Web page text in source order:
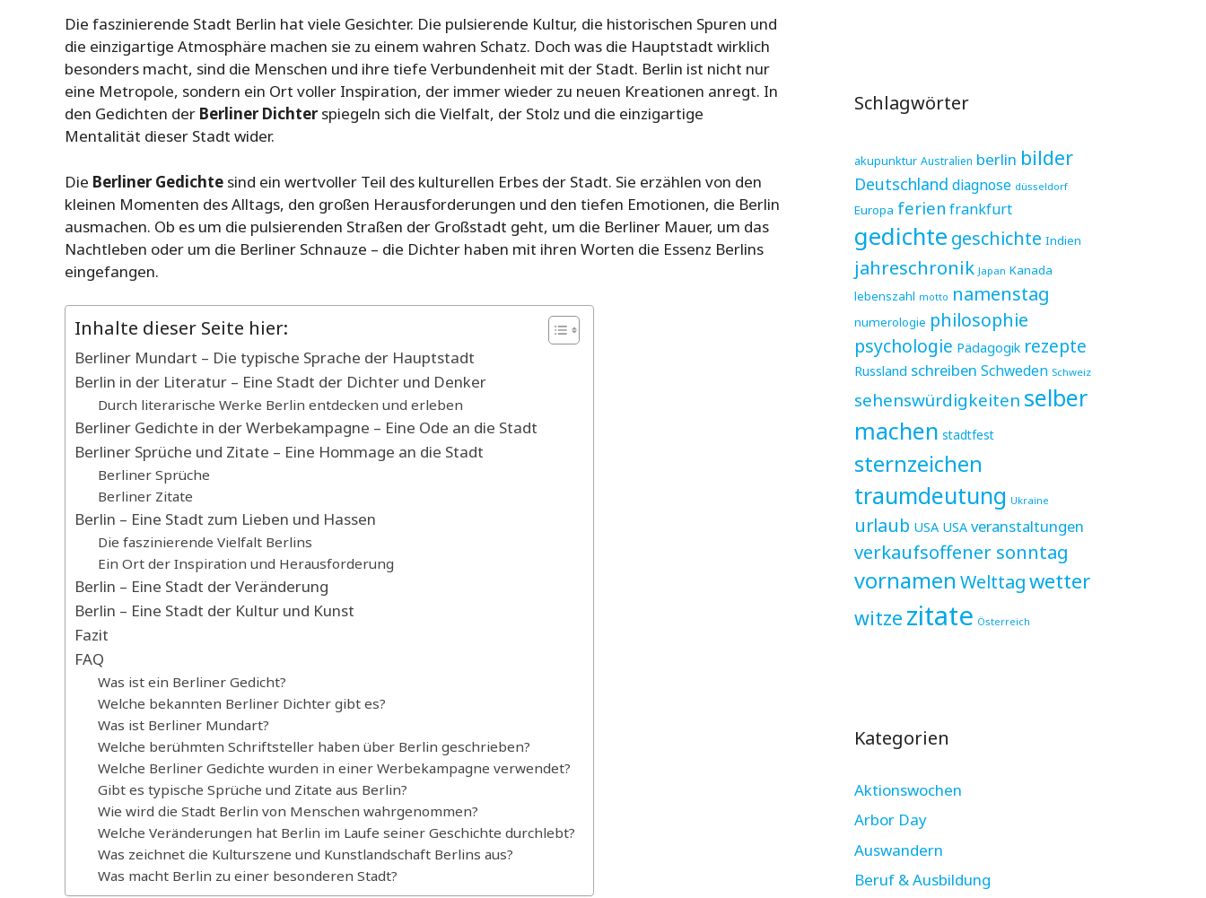
Die faszinierende Stadt Berlin hat viele Gesichter. Die pulsierende Kultur, die historischen Spuren und
die einzigartige Atmosphäre machen sie zu einem wahren Schatz. Doch was die Hauptstadt wirklich
besonders macht, sind die Menschen und ihre tiefe Verbundenheit mit der Stadt. Berlin ist nicht nur
eine Metropole, sondern ein Ort voller Inspiration, der immer wieder zu neuen Kreationen anregt. In
den Gedichten der Berliner Dichterspiegeln sich die Vielfalt, der Stolz und die einzigartige
Mentalität dieser Stadt wider.
Die Berliner Gedichte sind ein wertvoller Teil des kulturellen Erbes der Stadt. Sie erzählen von den
kleinen Momenten des Alltags, den großen Herausforderungen und den tiefen Emotionen, die Berlin
ausmachen. Ob es um die pulsierenden Straßen der Großstadt geht, um die Berliner Mauer, um das
Nachtleben oder um die Berliner Schnauze – die Dichter haben mit ihren Worten die Essenz Berlins
eingefangen.
Inhalte dieser Seite hier:
Berliner Mundart – Die typische Sprache der Hauptstadt
Berlin in der Literatur – Eine Stadt der Dichter und Denker
Durch literarische Werke Berlin entdecken und erleben
Berliner Gedichte in der Werbekampagne – Eine Ode an die Stadt
Berliner Sprüche und Zitate – Eine Hommage an die Stadt
Berliner Sprüche
Berliner Zitate
Berlin – Eine Stadt zum Lieben und Hassen
Die faszinierende Vielfalt Berlins
Ein Ort der Inspiration und Herausforderung
Berlin – Eine Stadt der Veränderung
Berlin – Eine Stadt der Kultur und Kunst
Fazit
FAQ
Was ist ein Berliner Gedicht?
Welche bekannten Berliner Dichter gibt es?
Was ist Berliner Mundart?
Welche berühmten Schriftsteller haben über Berlin geschrieben?
Welche Berliner Gedichte wurden in einer Werbekampagne verwendet?
Gibt es typische Sprüche und Zitate aus Berlin?
Wie wird die Stadt Berlin von Menschen wahrgenommen?
Welche Veränderungen hat Berlin im Laufe seiner Geschichte durchlebt?
Was zeichnet die Kulturszene und Kunstlandschaft Berlins aus?
Was macht Berlin zu einer besonderen Stadt?
Schlagwörter
akupunktur Australien berlin bilder
Deutschland diagnose düsseldorf
Europa ferien frankfurt
gedichte geschichte Indien
jahreschronik Japan Kanada
lebenszahl motto namenstag
numerologie philosophie
psychologie Pädagogik rezepte
Russland schreiben Schweden Schweiz
sehenswürdigkeiten selber
machen stadtfest
sternzeichen
traumdeutung Ukraine
urlaub USA USA veranstaltungen
verkaufsoffener sonntag
vornamen Welttagwetter
witze zitate Österreich
Kategorien
Aktionswochen
Arbor Day
Auswandern
Beruf & Ausbildung